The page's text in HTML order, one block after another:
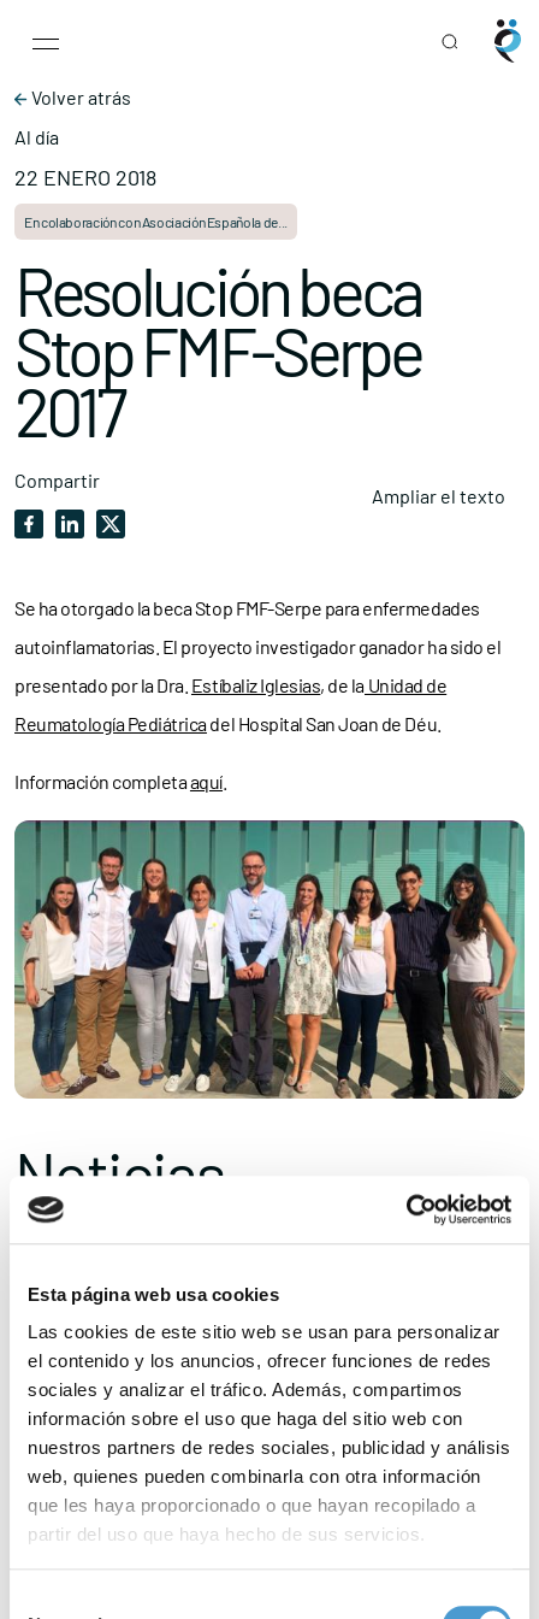
Esta página web usa cookies
Las cookies de este sitio web se usan para personalizar
el contenido y los anuncios, ofrecer funciones de redes
sociales y analizar el tráfico. Además, compartimos
información sobre el uso que haga del sitio web con
nuestros partners de redes sociales, publicidad y análisis
web, quienes pueden combinarla con otra información
que les haya proporcionado o que hayan recopilado a
partir del uso que haya hecho de sus servicios.
Main Navigation
Volver atrás
Al día
22 ENERO 2018
En colaboración con Asociación Española de...
Resolución beca
Stop FMF-Serpe
2017
Compartir
Ampliar el texto
Se ha otorgado la beca Stop FMF-Serpe para enfermedades
autoinflamatorias. El proyecto investigador ganador ha sido el
presentado por la Dra. Estíbaliz Iglesias, de laUnidad de
Reumatología Pediátricadel Hospital San Joan de Déu.
Información completaaquí
Noticias
relacionadas